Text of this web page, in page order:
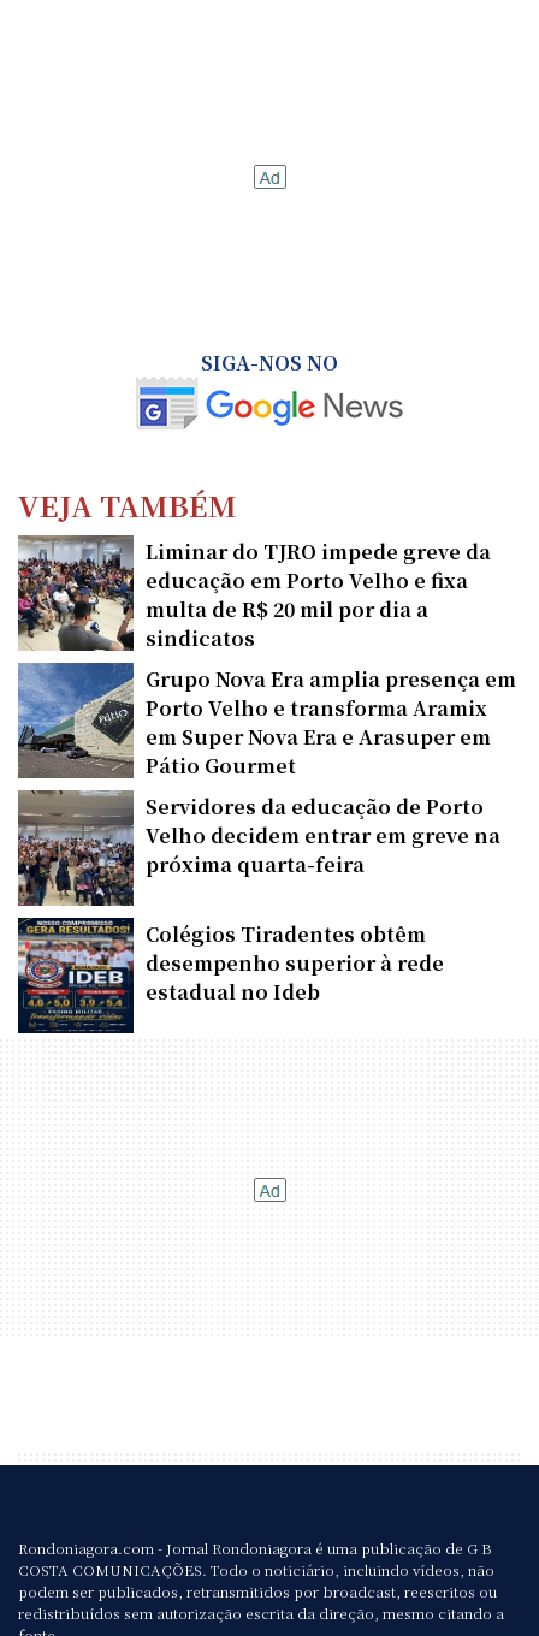
SIGA-NOS NO
VEJA TAMBÉM
Liminar do TJRO impede greve da
educação em Porto Velho e fixa
multa de R$ 20 mil por dia a
sindicatos
Grupo Nova Era amplia presença em
Porto Velho e transforma Aramix
em Super Nova Era e Arasuper em
Pátio Gourmet
Servidores da educação de Porto
Velho decidem entrar em greve na
próxima quarta-feira
Colégios Tiradentes obtêm
desempenho superior à rede
estadual no Ideb
Rondoniagora.com - Jornal Rondoniagora é uma publicação de G B
COSTA COMUNICAÇÕES. Todo o noticiário, incluindo vídeos, não
podem ser publicados, retransmitidos por broadcast, reescritos ou
redistribuídos sem autorização escrita da direção, mesmo citando a